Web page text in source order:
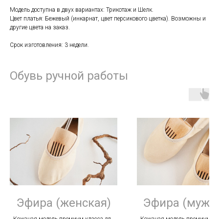
Модель доступна в двух вариантах: Трикотаж и Шелк.
Цвет платья: Бежевый (инкарнат, цвет персикового цветка). Возможны и
другие цвета на заказ.
Срок изготовления: 3 недели.
Обувь ручной работы
Эфира (женская) Эфира